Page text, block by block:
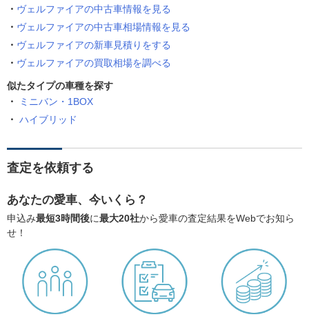
ヴェルファイアの中古車情報を見る
ヴェルファイアの中古車相場情報を見る
ヴェルファイアの新車見積りをする
ヴェルファイアの買取相場を調べる
似たタイプの車種を探す
ミニバン・1BOX
ハイブリッド
査定を依頼する
あなたの愛車、今いくら？
申込み最短3時間後に最大20社から愛車の査定結果をWebでお知ら
せ！